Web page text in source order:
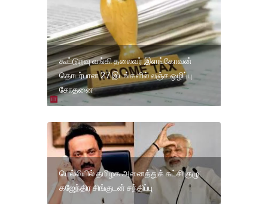
கூட்டுறவு வங்கி தலைவர் இளங்கோவன்
தொடர்பான 27 இடங்களில் லஞ்ச ஒழிப்பு
சோதனை
டெல்லியில் தமிழக அனைத்துக் கட்சி குழு:
கஜேந்திர சிங்குடன் சந்திப்பு